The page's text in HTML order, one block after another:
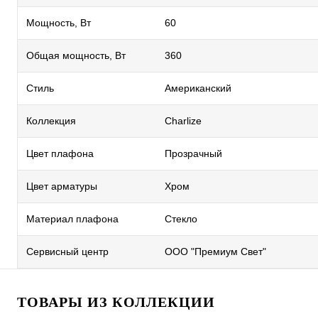
Мощность, Вт 60
Общая мощность, Вт 360
Стиль Американский
Коллекция Сharlize
Цвет плафона Прозрачный
Цвет арматуры Хром
Материал плафона Стекло
Сервисный центр ООО "Премиум Свет"
ТОВАРЫ ИЗ КОЛЛЕКЦИИ